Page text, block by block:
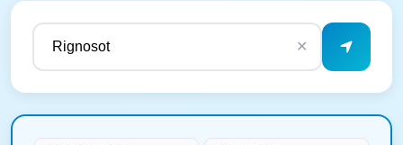
✕
Résultats de qualité de l'eau